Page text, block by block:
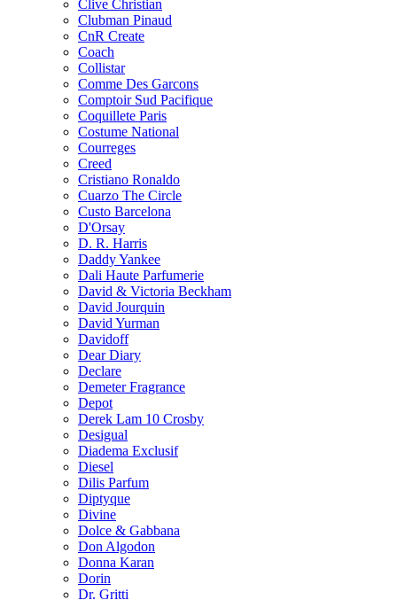
Clive Christian
Clubman Pinaud
CnR Create
Coach
Collistar
Comme Des Garcons
Comptoir Sud Pacifique
Coquillete Paris
Costume National
Courreges
Creed
Cristiano Ronaldo
Cuarzo The Circle
Custo Barcelona
D'Orsay
D. R. Harris
Daddy Yankee
Dali Haute Parfumerie
David & Victoria Beckham
David Jourquin
David Yurman
Davidoff
Dear Diary
Declare
Demeter Fragrance
Depot
Derek Lam 10 Crosby
Desigual
Diadema Exclusif
Diesel
Dilis Parfum
Diptyque
Divine
Dolce & Gabbana
Don Algodon
Donna Karan
Dorin
Dr. Gritti